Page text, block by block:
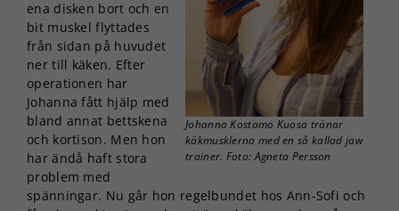
Johanna Kostamo Kuosa tränar
käkmusklerna med en så kallad jaw
trainer. Foto: Agneta Persson
ena disken bort och en
bit muskel flyttades
från sidan på huvudet
ner till käken. Efter
operationen har
Johanna fått hjälp med
bland annat bettskena
och kortison. Men hon
har ändå haft stora
problem med
spänningar. Nu går hon regelbundet hos Ann-Sofi och